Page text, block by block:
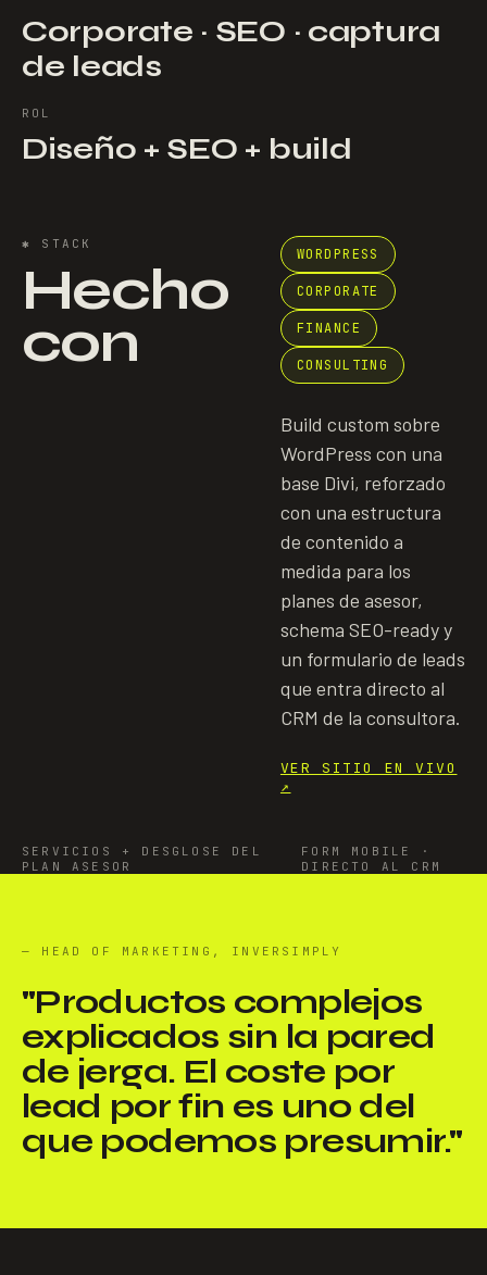
Corporate · SEO · captura
de leads
ROL
Diseño + SEO + build
✱ STACK
Hecho
con
WORDPRESS
CORPORATE
FINANCE
CONSULTING
Build custom sobre
WordPress con una
base Divi, reforzado
con una estructura
de contenido a
medida para los
planes de asesor,
schema SEO-ready y
un formulario de leads
que entra directo al
CRM de la consultora.
VER SITIO EN VIVO
↗
SERVICIOS + DESGLOSE DEL
PLAN ASESOR
FORM MOBILE ·
DIRECTO AL CRM
— HEAD OF MARKETING, INVERSIMPLY
"Productos complejos
explicados sin la pared
de jerga. El coste por
lead por fin es uno del
que podemos presumir."